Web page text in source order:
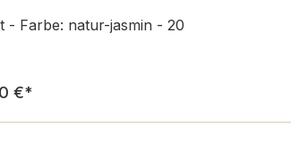
- Farbe: natur-jasmin - 20
Preis:
€*